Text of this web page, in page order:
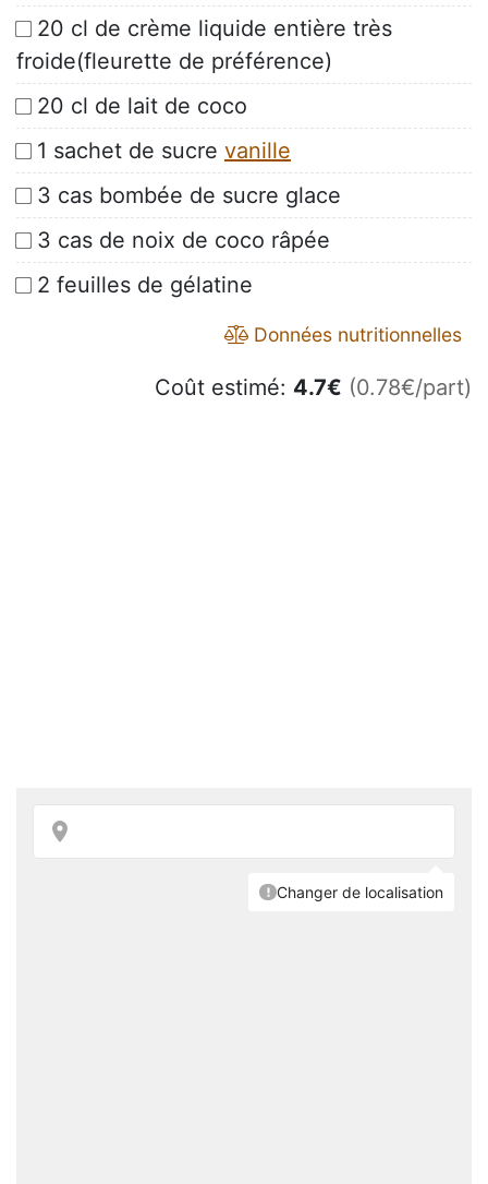
20 cl de crème liquide entière très
froide(fleurette de préférence)
20 cl de lait de coco
1 sachet de sucre vanille
3 cas bombée de sucre glace
3 cas de noix de coco râpée
2 feuilles de gélatine
Données nutritionnelles
Coût estimé: 4.7€ (0.78€/part)